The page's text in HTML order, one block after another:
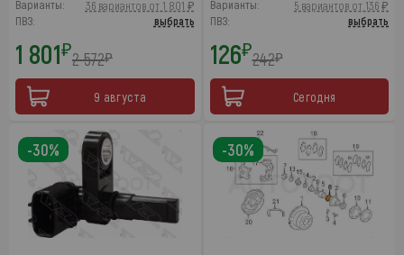
Варианты:
36 вариантов от 1 801 ₽
ПВЗ:
выбрать
1 801₽2 572₽
9 августа
Варианты:
5 вариантов от 136 ₽
ПВЗ:
выбрать
126₽242₽
Сегодня
-30% -30%